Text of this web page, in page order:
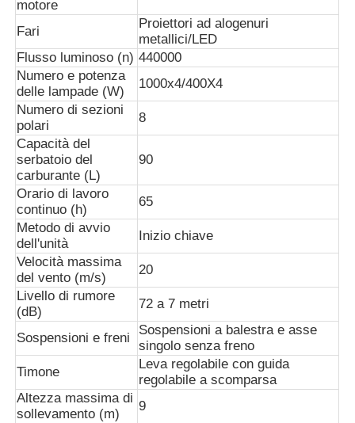
motore
Fari
Proiettori ad alogenuri
metallici/LED
Flusso luminoso (n) 440000
Numero e potenza
delle lampade (W)
1000x4/400X4
Numero di sezioni
polari
8
Capacità del
serbatoio del
carburante (L)
90
Orario di lavoro
continuo (h)
65
Metodo di avvio
dell'unità
Inizio chiave
Velocità massima
del vento (m/s)
20
Livello di rumore
(dB)
72 a 7 metri
Sospensioni e freni
Sospensioni a balestra e asse
singolo senza freno
Timone
Leva regolabile con guida
regolabile a scomparsa
Altezza massima di
sollevamento (m)
9